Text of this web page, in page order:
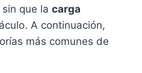
que la carga
A continuación,
más comunes de